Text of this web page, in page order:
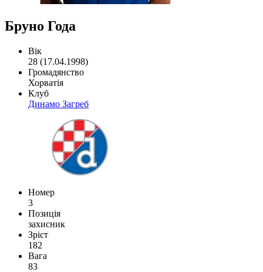
Бруно Года
Вік
28 (17.04.1998)
Громадянство
Хорватія
Клуб
Динамо Загреб
Номер
3
Позиція
захисник
Зріст
182
Вага
83